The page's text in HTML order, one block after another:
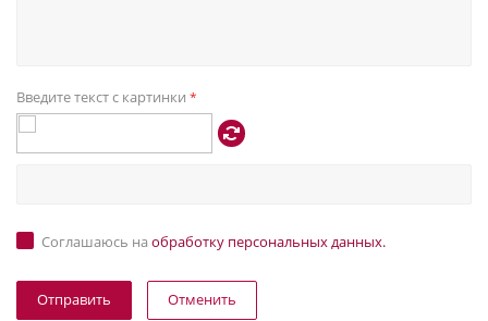
Введите текст с картинки *
Соглашаюсь на обработку персональных данных.
Отменить